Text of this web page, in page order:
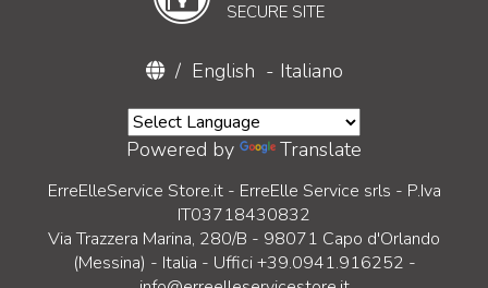
SECURE SITE
/ English - Italiano
Powered by Translate
ErreElleService Store.it - ErreElle Service srls - P.Iva
IT03718430832
Via Trazzera Marina, 280/B - 98071 Capo d'Orlando
(Messina) - Italia - Uffici +39.0941.916252 -